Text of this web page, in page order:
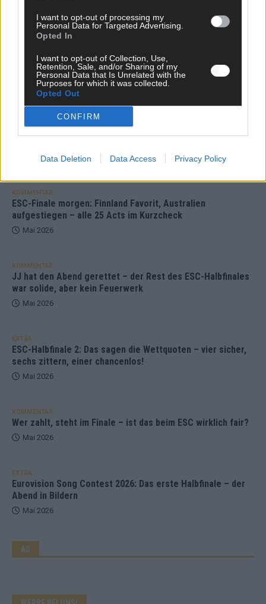
I want to opt-out of processing my
Personal Data for Targeted Advertising.
Opted In
I want to opt-out of Collection, Use,
Retention, Sale, and/or Sharing of my
Personal Data that Is Unrelated with the
Purposes for which it was collected.
Opted Out
CONFIRM
Data Deletion Data Access Privacy Policy
Monaco, Sallys Café, Westernbrauerei – der
Europa-Park 2026 macht vieles neu
Juni 2026
DARA gewinnt verdient, Israel beunruhigend –
unser Kommentar zum ESC 2026
KOMMENTAR
Mai 2026
KOMMENTAR
ESC-Finale morgen: Finnland Favorit, Australien
aufgestiegen – alle 25 Acts im Kurzcheck
Mai 2026
KOMMENTAR
JJ hat den Abend gerettet – der Rest des ESC-Halbfinales
war solide, aber kein Feuerwerk
Mai 2026
EXTRA
ESC-Halbfinale 2: Das sagen die Wettquoten – vier sicher,
sechs zittern, einer chancenlos!
Mai 2026
KOMMENTAR
Wer zahlt, steht im Finale – ist das beim ESC wirklich fair?
Mai 2026
EXTRA
Eurovision Song Contest 2026: Das erste Halbfinale – der
Abend in Bildern
Mai 2026
AD